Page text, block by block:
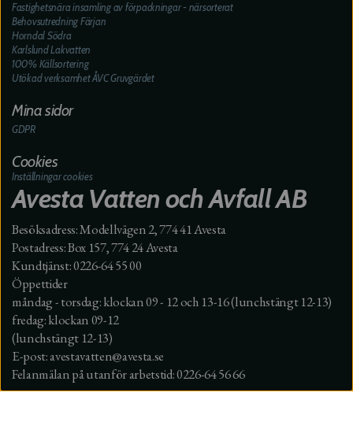
Fastighetsnära insamling av förpackningar - närsorterat
Behovsutredning Färjan
Horndal Södra
Karlslund Lakvatten
100% Källsortering
Utökad verksamhet ÅVC Gruvgärdet
Mina sidor
GDPR
Cookies
Inställningar cookies
Avesta Vatten och Avfall AB
Besöksadress: Modellvägen 2, 774 41 Avesta
Postadress: Box 157, 774 24 Avesta
Kundtjänst: 0226-64 55 00
Öppettider
måndag - torsdag: klockan 09 - 12 och 13-16 (lunchstängt 12-13)
fredag: klockan 09-12
(lunchstängt 12-13)
E-post: avestavatten@avesta.se
Felanmälan på utanför arbetstid: 0226-64 56 66